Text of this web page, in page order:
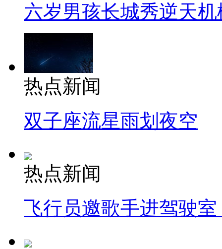
六岁男孩长城秀逆天机
热点新闻
双子座流星雨划夜空
热点新闻
飞行员邀歌手进驾驶